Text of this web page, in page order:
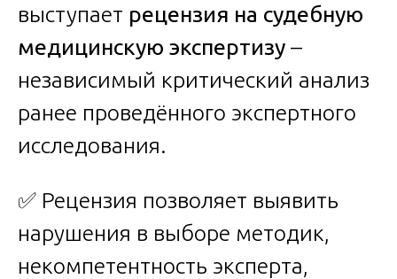
выступает рецензия на судебную
медицинскую экспертизу –
независимый критический анализ
ранее проведённого экспертного
исследования.
✅ Рецензия позволяет выявить
нарушения в выборе методик,
некомпетентность эксперта,